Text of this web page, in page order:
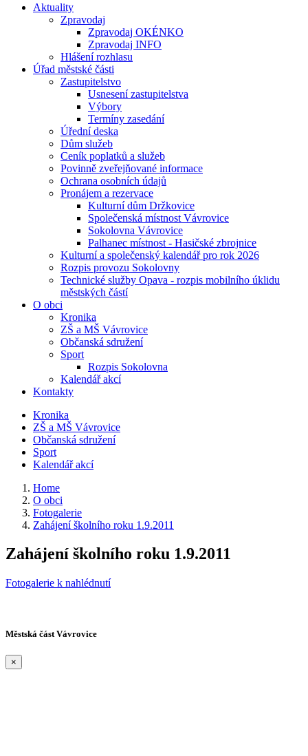
Aktuality
Zpravodaj
Zpravodaj OKÉNKO
Zpravodaj INFO
Hlášení rozhlasu
Úřad městské části
Zastupitelstvo
Usnesení zastupitelstva
Výbory
Termíny zasedání
Úřední deska
Dům služeb
Ceník poplatků a služeb
Povinně zveřejňované informace
Ochrana osobních údajů
Pronájem a rezervace
Kulturní dům Držkovice
Společenská místnost Vávrovice
Sokolovna Vávrovice
Palhanec místnost - Hasičské zbrojnice
Kulturní a společenský kalendář pro rok 2026
Rozpis provozu Sokolovny
Technické služby Opava - rozpis mobilního úklidu
městských částí
O obci
Kronika
ZŠ a MŠ Vávrovice
Občanská sdružení
Sport
Rozpis Sokolovna
Kalendář akcí
Kontakty
Kronika
ZŠ a MŠ Vávrovice
Občanská sdružení
Sport
Kalendář akcí
Home
O obci
Fotogalerie
Zahájení školního roku 1.9.2011
Zahájení školního roku 1.9.2011
Fotogalerie k nahlédnutí
Městská část Vávrovice
×